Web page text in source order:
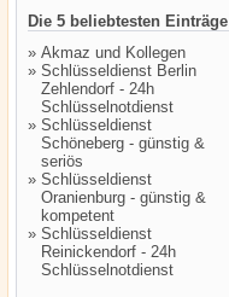
Die 5 beliebtesten Einträge
» Akmaz und Kollegen
» Schlüsseldienst Berlin
Zehlendorf - 24h
Schlüsselnotdienst
» Schlüsseldienst
Schöneberg - günstig &
seriös
» Schlüsseldienst
Oranienburg - günstig &
kompetent
» Schlüsseldienst
Reinickendorf - 24h
Schlüsselnotdienst